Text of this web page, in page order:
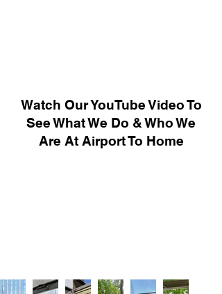
Watch Our YouTube Video To
See What We Do & Who We
Are At Airport To Home